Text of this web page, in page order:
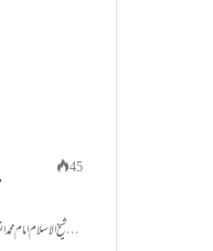
45
شیخ الاسلام امام محمد انوار اللہ فاروقی کے ننھیالی جد اعلیٰ حضرت سید احمد کبیر رفاعی الحسینی قدس سرہٗ شیخ الاسلام…